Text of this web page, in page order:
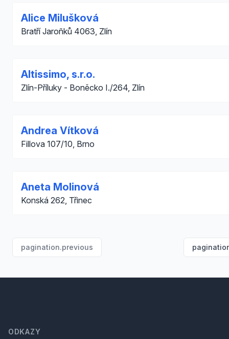
Alice Milušková
Bratří Jaroňků 4063, Zlín
Altissimo, s.r.o.
Zlín-Příluky - Boněcko I./264, Zlín
Andrea Vítková
Fillova 107/10, Brno
Aneta Molinová
Konská 262, Třinec
pagination.previous
ODKAZY